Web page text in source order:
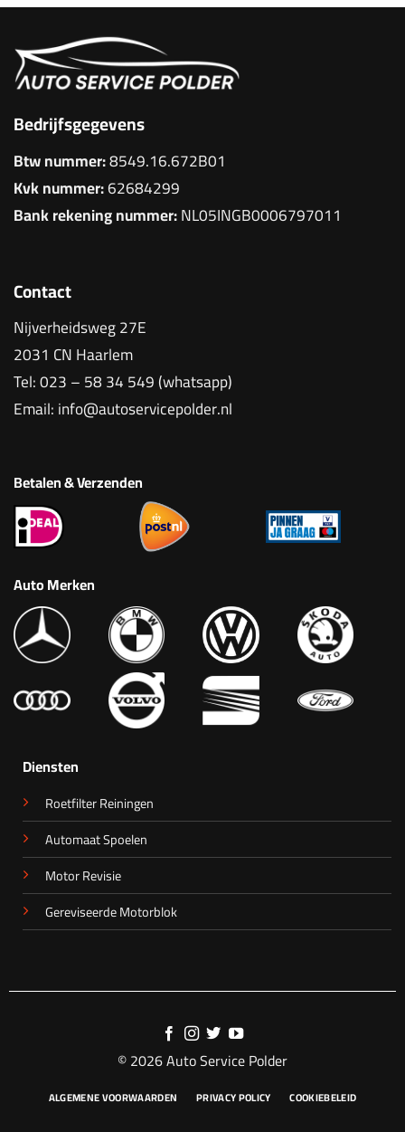
Bedrijfsgegevens
Btw nummer:8549.16.672B01
Kvk nummer:62684299
Bank rekening nummer:NL05INGB0006797011
Contact
Nijverheidsweg 27E
2031 CN Haarlem
Tel:023 – 58 34 549 (whatsapp)
Email:info@autoservicepolder.nl
Betalen & Verzenden
Auto Merken
Diensten
Roetfilter Reiningen
Automaat Spoelen
Motor Revisie
Gereviseerde Motorblok
© 2026 Auto Service Polder
ALGEMENE VOORWAARDEN PRIVACY POLICY COOKIEBELEID